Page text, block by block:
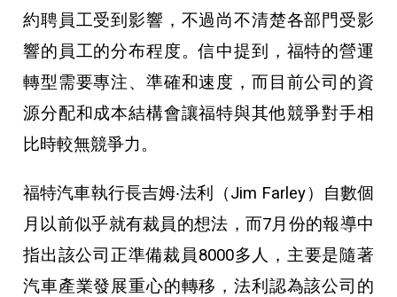
約聘員工受到影響，不過尚不清楚各部門受影
響的員工的分布程度。信中提到，福特的營運
轉型需要專注、準確和速度，而目前公司的資
源分配和成本結構會讓福特與其他競爭對手相
比時較無競爭力。
福特汽車執行長吉姆‧法利（Jim Farley）自數個
月以前似乎就有裁員的想法，而7月份的報導中
指出該公司正準備裁員8000多人，主要是隨著
汽車產業發展重心的轉移，法利認為該公司的